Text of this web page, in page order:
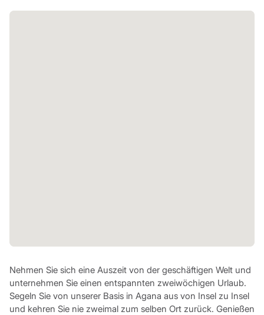
Nehmen Sie sich eine Auszeit von der geschäftigen Welt und
unternehmen Sie einen entspannten zweiwöchigen Urlaub.
Segeln Sie von unserer Basis in Agana aus von Insel zu Insel
und kehren Sie nie zweimal zum selben Ort zurück. Genießen